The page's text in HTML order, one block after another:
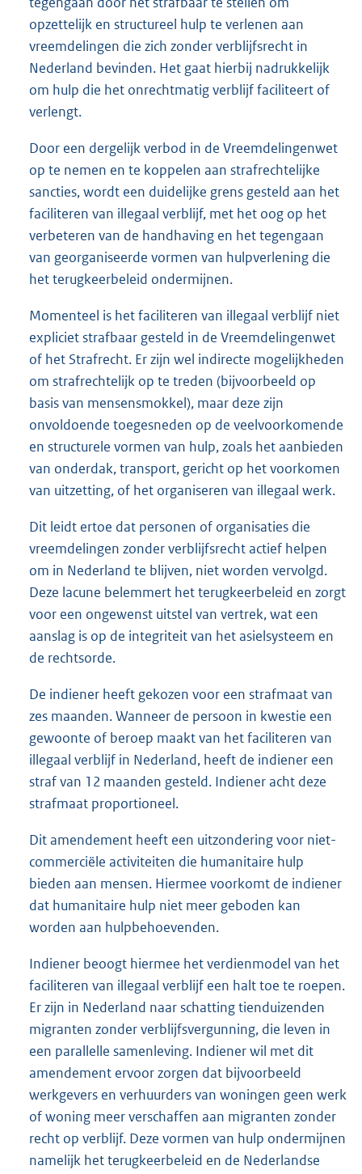
opzettelijk en structureel hulp te verlenen aan
vreemdelingen die zich zonder verblijfsrecht in
Nederland bevinden. Het gaat hierbij nadrukkelijk
om hulp die het onrechtmatig verblijf faciliteert of
verlengt.
Door een dergelijk verbod in de Vreemdelingenwet
op te nemen en te koppelen aan strafrechtelijke
sancties, wordt een duidelijke grens gesteld aan het
faciliteren van illegaal verblijf, met het oog op het
verbeteren van de handhaving en het tegengaan
van georganiseerde vormen van hulpverlening die
het terugkeerbeleid ondermijnen.
Momenteel is het faciliteren van illegaal verblijf niet
expliciet strafbaar gesteld in de Vreemdelingenwet
of het Strafrecht. Er zijn wel indirecte mogelijkheden
om strafrechtelijk op te treden (bijvoorbeeld op
basis van mensensmokkel), maar deze zijn
onvoldoende toegesneden op de veelvoorkomende
en structurele vormen van hulp, zoals het aanbieden
van onderdak, transport, gericht op het voorkomen
van uitzetting, of het organiseren van illegaal werk.
Dit leidt ertoe dat personen of organisaties die
vreemdelingen zonder verblijfsrecht actief helpen
om in Nederland te blijven, niet worden vervolgd.
Deze lacune belemmert het terugkeerbeleid en zorgt
voor een ongewenst uitstel van vertrek, wat een
aanslag is op de integriteit van het asielsysteem en
de rechtsorde.
De indiener heeft gekozen voor een strafmaat van
zes maanden. Wanneer de persoon in kwestie een
gewoonte of beroep maakt van het faciliteren van
illegaal verblijf in Nederland, heeft de indiener een
straf van 12 maanden gesteld. Indiener acht deze
strafmaat proportioneel.
Dit amendement heeft een uitzondering voor niet-
commerciële activiteiten die humanitaire hulp
bieden aan mensen. Hiermee voorkomt de indiener
dat humanitaire hulp niet meer geboden kan
worden aan hulpbehoevenden.
Indiener beoogt hiermee het verdienmodel van het
faciliteren van illegaal verblijf een halt toe te roepen.
Er zijn in Nederland naar schatting tienduizenden
migranten zonder verblijfsvergunning, die leven in
een parallelle samenleving. Indiener wil met dit
amendement ervoor zorgen dat bijvoorbeeld
werkgevers en verhuurders van woningen geen werk
of woning meer verschaffen aan migranten zonder
recht op verblijf. Deze vormen van hulp ondermijnen
namelijk het terugkeerbeleid en de Nederlandse